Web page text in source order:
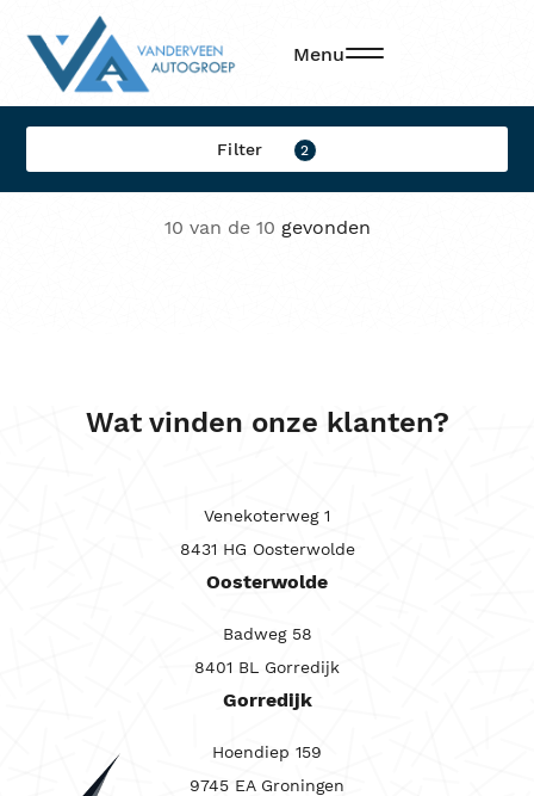
Menu
Filter 2
Filters
Filter op:
Merk
Model
Carrosserie
Maandprijs tot
-
Kilometerstand
10 van de 10 gevonden
Wat vinden onze klanten?
Venekoterweg 1
8431 HG Oosterwolde
Oosterwolde
Badweg 58
8401 BL Gorredijk
Gorredijk
Hoendiep 159
9745 EA Groningen